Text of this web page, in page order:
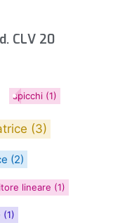
CLV 20
spicchi (1)
(3)
(2)
lineare (1)
(1)